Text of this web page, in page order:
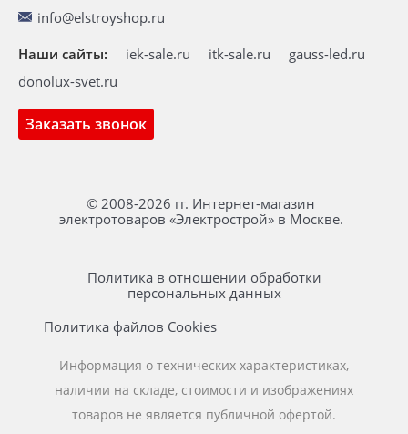
info@elstroyshop.ru
Заказать звонок
Наши сайты: iek-sale.ru itk-sale.ru
gauss-led.ru
donolux-svet.ru
© 2008-2026 гг. Интернет-магазин
электротоваров «Электрострой» в Москве.
Политика в отношении обработки
персональных данных
Политика файлов Cookies
Информация о технических характеристиках,
наличии на складе, стоимости и изображениях
товаров не является публичной офертой.